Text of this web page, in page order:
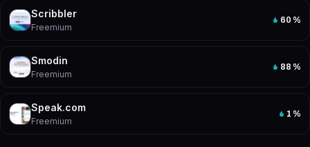
Scribbler
Freemium
60 %
Smodin
Freemium
88 %
Speak.com
Freemium
1 %